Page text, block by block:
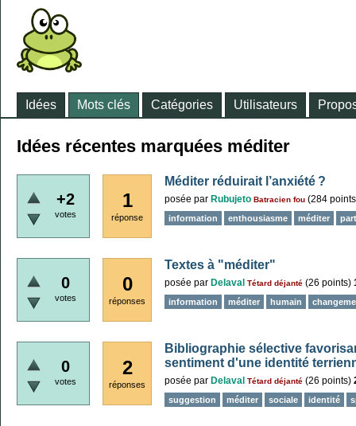
Idées Mots clés Catégories Utilisateurs
Idées récentes marquées méditer
+2
votes
1
réponse
Méditer réduirait l’anxiété ?
posée par Rubujeto Batracien fou (284
information enthousiasme méditer
0
votes
0
réponses
Textes à "méditer"
posée par Delaval Tétard déjanté (26 points)
information méditer humain
0
votes
2
réponses
Bibliographie sélective
sentiment d'une identité
posée par Delaval Tétard déjanté (26 points)
suggestion méditer sociale identité